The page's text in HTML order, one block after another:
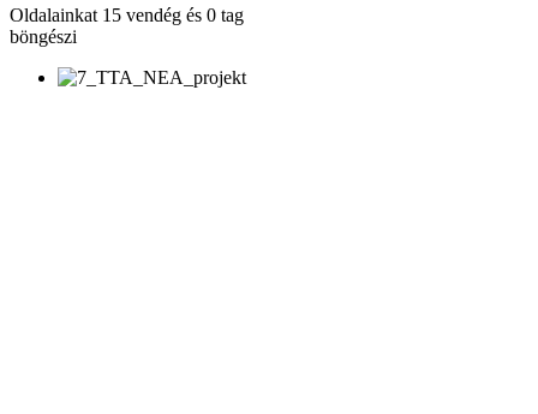
Oldalainkat 15 vendég és 0 tag
böngészi